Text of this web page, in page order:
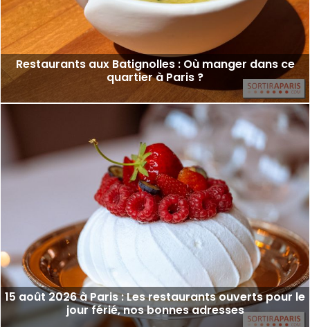
Restaurants aux Batignolles : Où manger dans ce
quartier à Paris ?
15 août 2026 à Paris : Les restaurants ouverts pour le
jour férié, nos bonnes adresses